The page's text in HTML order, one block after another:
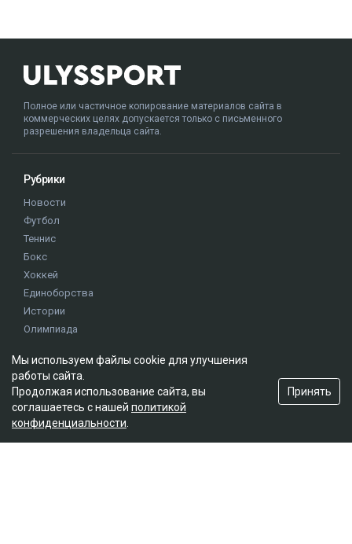
Полное или частичное копирование материалов сайта в
коммерческих целях допускается только с письменного
разрешения владельца сайта.
Рубрики
Новости
Футбол
Теннис
Бокс
Хоккей
Единоборства
Истории
Олимпиада
Редакция
О проекте
Мы используем файлы cookie для улучшения
работы сайта.
Продолжая использование сайта, вы
соглашаетесь с нашей политикой
конфиденциальности
Принять